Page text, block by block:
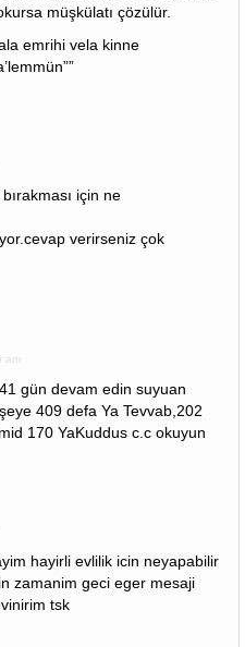
müşkülatı çözülür.
emrihi vela kinne
için ne
verirseniz çok
am
gün devam edin suyuan
409 defa Ya Tevvab,202
170 YaKuddus c.c okuyun
hayirli evlilik icin neyapabilir
zamanim geci eger mesaji
tsk